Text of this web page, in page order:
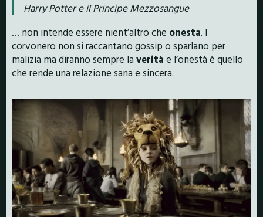
Harry Potter e il Principe Mezzosangue
… non intende essere nient’altro che onesta. I
corvonero non si raccantano gossip o sparlano per
malizia ma diranno sempre la verità e l’onestà è quello
che rende una relazione sana e sincera.